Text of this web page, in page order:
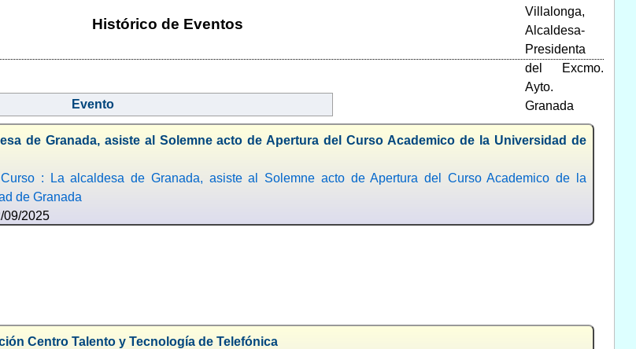
Histórico de Eventos
Evento
de Granada, asiste al Solemne acto de Apertura del Curso Academico de la Universidad de
: La alcaldesa de Granada, asiste al Solemne acto de Apertura del Curso Academico de la
de Granada
09/2025
Centro Talento y Tecnología de Telefónica